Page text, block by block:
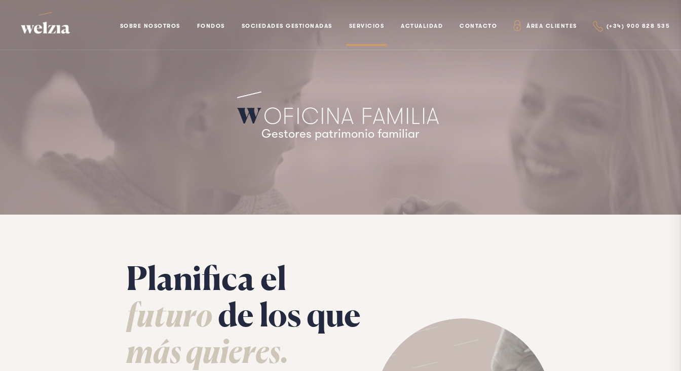
SOBRE NOSOTROS FONDOS SOCIEDADES GESTIONADAS SERVICIOS ACTUALIDAD CONTACTO ÁREA CLIENTES (+34) 900 828 535
Gestores patrimonio familiar
Planifica el
futurode los que
más quieres.